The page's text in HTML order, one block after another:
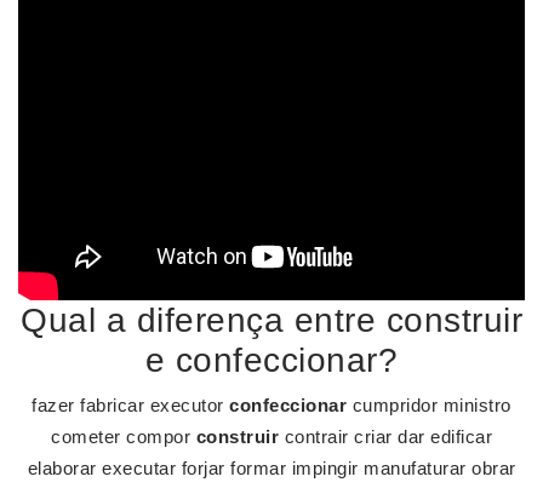
Qual a diferença entre construir
e confeccionar?
fazer fabricar executorconfeccionar cumpridor ministro
cometer compor construir contrair criar dar edificar
elaborar executar forjar formar impingir manufaturar obrar